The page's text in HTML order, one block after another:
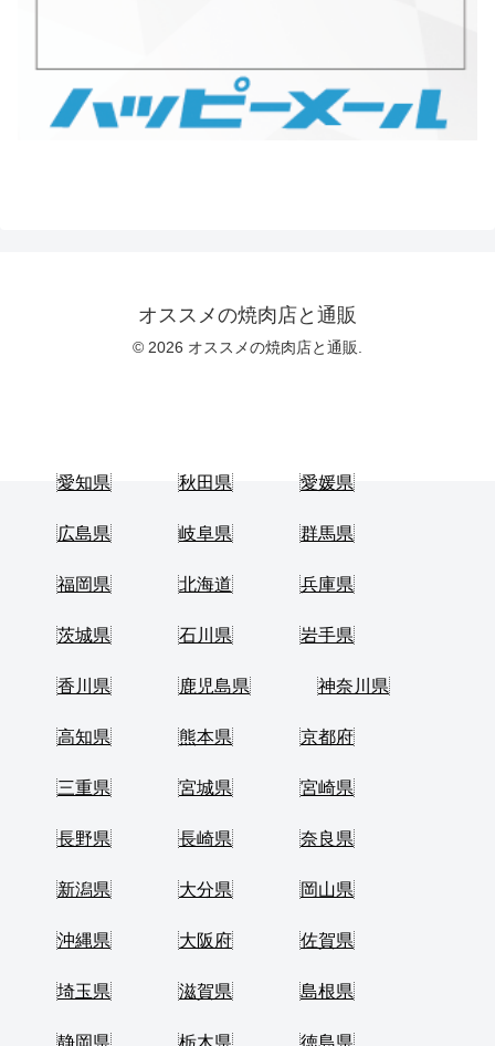
オススメの焼肉店と通販
© 2026 オススメの焼肉店と通販.
愛知県 秋田県 愛媛県
広島県 岐阜県 群馬県
福岡県 北海道 兵庫県
茨城県 石川県 岩手県
香川県 鹿児島県 神奈川県
高知県 熊本県 京都府
三重県 宮城県 宮崎県
長野県 長崎県 奈良県
新潟県 大分県 岡山県
沖縄県 大阪府 佐賀県
埼玉県 滋賀県 島根県
静岡県 栃木県 徳島県